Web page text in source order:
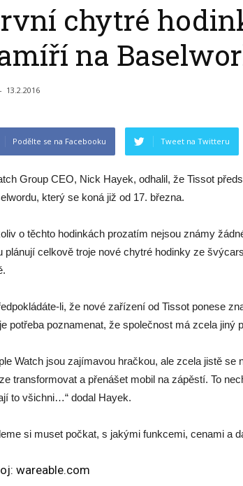
chytré
na
- 13.2.2016
Podělte se na Facebooku Tweet na Twitteru
Group CEO, Nick Hayek, odhalil, že Tissot
který se koná již od 17. března.
o těchto hodinkách prozatím nejsou známy
plánují celkově troje nové chytré hodinky ze
li, že nové zařízení od Tissot ponese
potřeba poznamenat, že společnost má zcela jiný
Watch jsou zajímavou hračkou, ale zcela jistě se
transformovat a přenášet mobil na zápěstí. To
to všichni…“ dodal Hayek.
si muset počkat, s jakými funkcemi, cenami a
wareable.com